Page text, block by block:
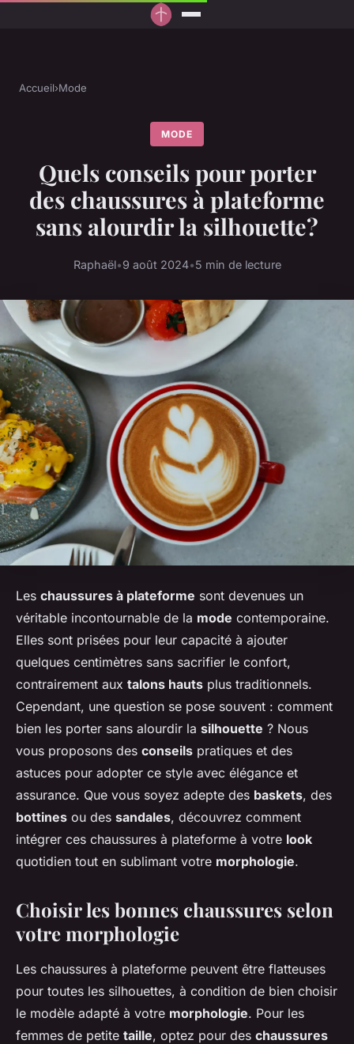
Accueil›Mode
MODE
Quels conseils pour porter
des chaussures à plateforme
sans alourdir la silhouette?
Raphaël•9 août 2024•5 min de lecture
Les chaussures à plateforme sont devenues un
véritable incontournable de la mode contemporaine.
Elles sont prisées pour leur capacité à ajouter
quelques centimètres sans sacrifier le confort,
contrairement aux talons hauts plus traditionnels.
Cependant, une question se pose souvent : comment
bien les porter sans alourdir la silhouette ? Nous
vous proposons des conseils pratiques et des
astuces pour adopter ce style avec élégance et
assurance. Que vous soyez adepte des baskets, des
bottines ou des sandales, découvrez comment
intégrer ces chaussures à plateforme à votre look
quotidien tout en sublimant votre morphologie.
Choisir les bonnes chaussures selon
votre morphologie
Les chaussures à plateforme peuvent être flatteuses
pour toutes les silhouettes, à condition de bien choisir
le modèle adapté à votre morphologie. Pour les
femmes de petite taille, optez pour des chaussures